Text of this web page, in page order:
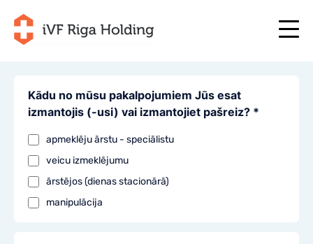
+371 67 111 117
OM OSS
BEHANDLING
NO
LV
EN
OM OSS
BEHANDLING
Kādu no mūsu pakalpojumiem Jūs esat
izmantojis (-usi) vai izmantojiet pašreiz? *
apmeklēju ārstu - speciālistu
veicu izmeklējumu
ārstējos (dienas stacionārā)
manipulācija